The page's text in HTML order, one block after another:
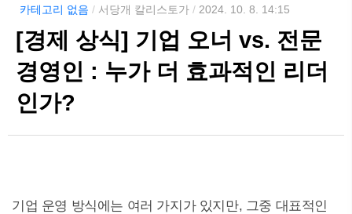
카테고리 없음 / 서당개 칼리스토가 / 2024. 10. 8. 14:15
[경제 상식] 기업 오너 vs. 전문
경영인 : 누가 더 효과적인 리더
인가?
기업 운영 방식에는 여러 가지가 있지만, 그중 대표적인